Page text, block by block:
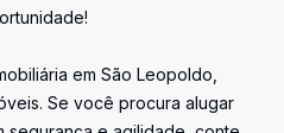
em São Leopoldo,
Se você procura alugar